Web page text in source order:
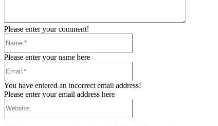
Please enter your comment!
Please enter your name here
You have entered an incorrect email address!
Please enter your email address here